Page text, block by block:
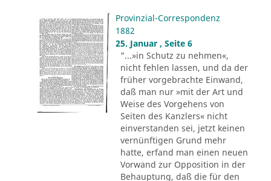
Provinzial-Correspondenz
1882
25. Januar , Seite 6
"...»in Schutz zu nehmen«,
nicht fehlen lassen, und da der
früher vorgebrachte Einwand,
daß man nur »mit der Art und
Weise des Vorgehens von
Seiten des Kanzlers« nicht
einverstanden sei, jetzt keinen
vernünftigen Grund mehr
hatte, erfand man einen neuen
Vorwand zur Opposition in der
Behauptung, daß die für den